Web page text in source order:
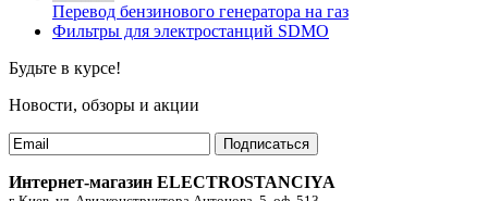
Перевод бензинового генератора на газ
Фильтры для электростанций SDMO
Будьте в курсе!
Новости, обзоры и акции
Подписаться
Интернет-магазин ELECTROSTANCIYA